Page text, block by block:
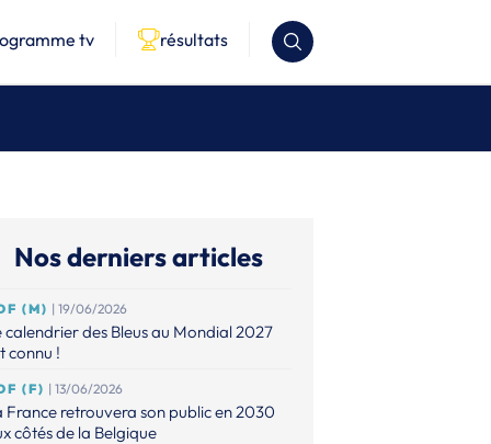
tv résultats
Nos derniers articles
(M) | 19/06/2026
calendrier des Bleus au Mondial 2027
connu !
(F) | 13/06/2026
France retrouvera son public en 2030
côtés de la Belgique